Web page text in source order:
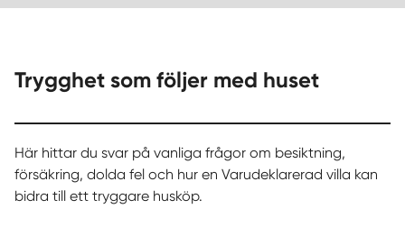
Trygghet som följer med huset
Här hittar du svar på vanliga frågor om besiktning,
försäkring, dolda fel och hur en Varudeklarerad villa kan
bidra till ett tryggare husköp.